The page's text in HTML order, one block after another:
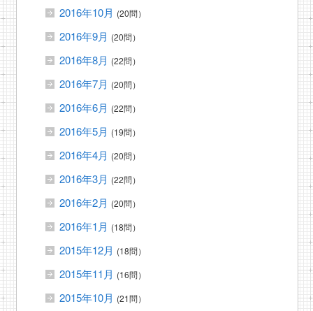
2016年10月 (20問）
2016年9月 (20問）
2016年8月 (22問）
2016年7月 (20問）
2016年6月 (22問）
2016年5月 (19問）
2016年4月 (20問）
2016年3月 (22問）
2016年2月 (20問）
2016年1月 (18問）
2015年12月 (18問）
2015年11月 (16問）
2015年10月 (21問）